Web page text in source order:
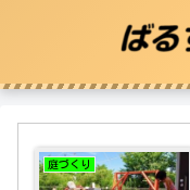
庭づくり